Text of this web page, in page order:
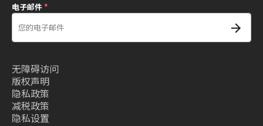
电子邮件*
无障碍访问
版权声明
隐私政策
减税政策
隐私设置